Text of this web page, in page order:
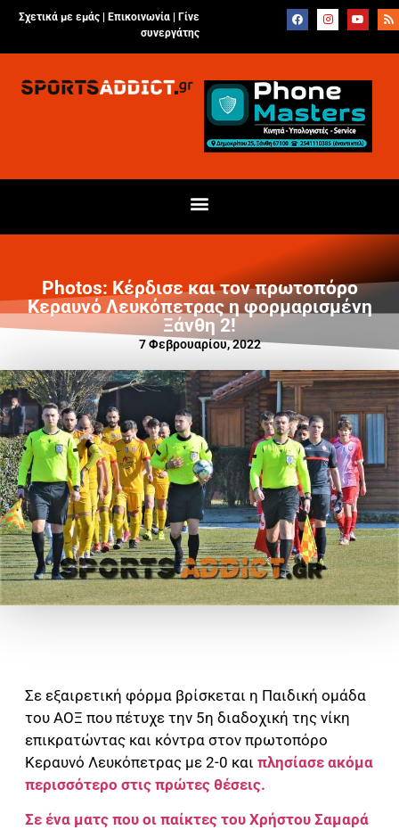
Σχετικά με εμάς | Επικοινωνία
Γίνε
συνεργάτης
Photos: Κέρδισε και τον πρωτοπόρο
Κεραυνό Λευκόπετρας η φορμαρισμένη
Ξάνθη 2!
7 Φεβρουαρίου, 2022
Σε εξαιρετική φόρμα βρίσκεται η Παιδική ομάδα
του ΑΟΞ που πέτυχε την 5η διαδοχική της νίκη
επικρατώντας και κόντρα στον πρωτοπόρο
Κεραυνό Λευκόπετρας με 2-0 και πλησίασε ακόμα
περισσότερο στις πρώτες θέσεις.
Σε ένα ματς που οι παίκτες του Χρήστου Σαμαρά